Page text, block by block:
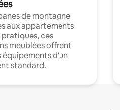
de montagne
aux appartements
pratiques, ces
meublées offrent
équipements d'un
standard.